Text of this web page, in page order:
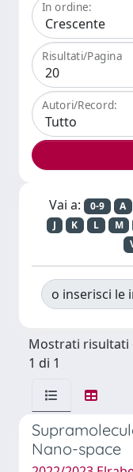
In ordine:
Risultati/Pagina
Autori/Record:
Vai a: 0-9 A
J
K L M
o inserisci le
Mostrati risultati
1 di 1
Nano-space